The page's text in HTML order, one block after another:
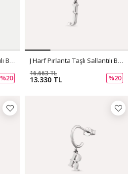
I Harf Pırlanta Taşlı Sallantılı Beyaz Altın Küpe
%20
J Harf Pırlanta Taşlı Sallantılı Beyaz Altın Küpe
13.330 TL
16.663 TL
%20